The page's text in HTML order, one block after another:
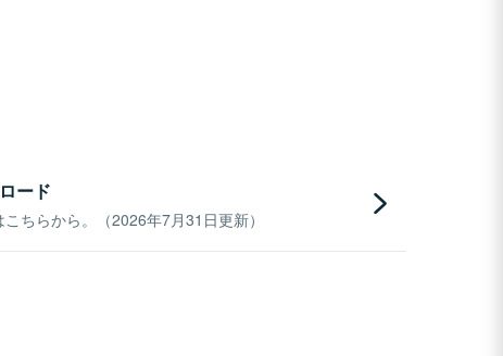
ード
ちらから。（2026年7月31日更新）